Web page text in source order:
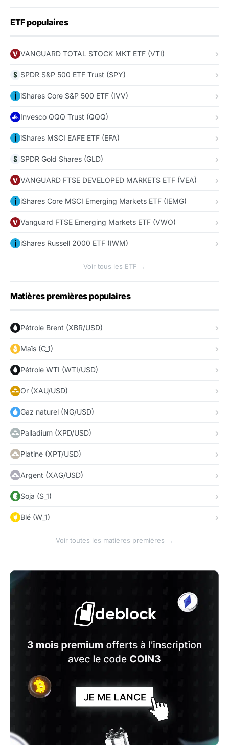
ETF populaires
VANGUARD TOTAL STOCK MKT ETF (VTI)
SPDR S&P 500 ETF Trust (SPY)
iShares Core S&P 500 ETF (IVV)
Invesco QQQ Trust (QQQ)
iShares MSCI EAFE ETF (EFA)
SPDR Gold Shares (GLD)
VANGUARD FTSE DEVELOPED MARKETS ETF (VEA)
iShares Core MSCI Emerging Markets ETF (IEMG)
Vanguard FTSE Emerging Markets ETF (VWO)
iShares Russell 2000 ETF (IWM)
Voir tous les ETF →
Matières premières populaires
Pétrole Brent (XBR/USD)
Maïs (C_1)
Pétrole WTI (WTI/USD)
Or (XAU/USD)
Gaz naturel (NG/USD)
Palladium (XPD/USD)
Platine (XPT/USD)
Argent (XAG/USD)
Soja (S_1)
Blé (W_1)
Voir toutes les matières premières →